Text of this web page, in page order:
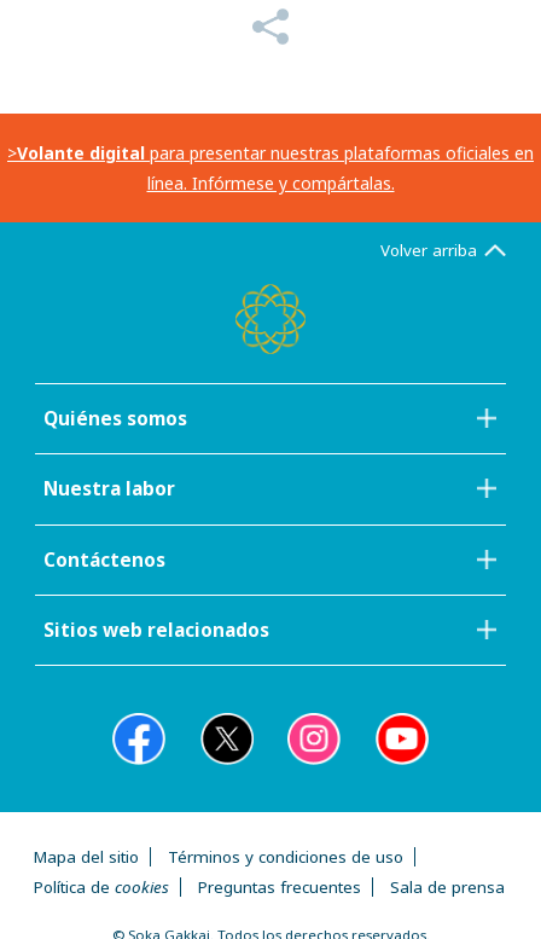
>Volante digital para presentar nuestras plataformas oficiales en
línea. Infórmese y compártalas.
Volver arriba
Quiénes somos
Nuestra labor
Contáctenos
Sitios web relacionados
Mapa del sitio
Términos y condiciones de uso
Política de cookies Preguntas frecuentes Sala de prensa
© Soka Gakkai. Todos los derechos reservados.